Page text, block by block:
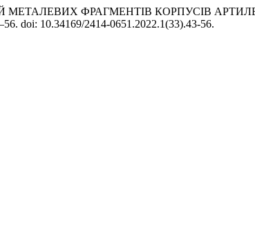
МЕТАЛЕВИХ ФРАГМЕНТІВ КОРПУСІВ
doi: 10.34169/2414-0651.2022.1(33).43-56.